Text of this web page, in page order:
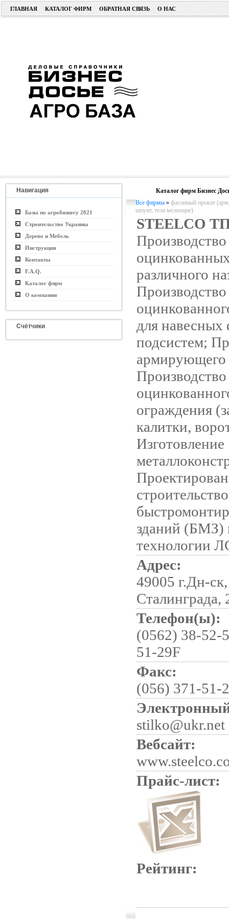
ГЛАВНАЯ КАТАЛОГ ФИРМ ОБРАТНАЯ СВЯЗЬ О НАС
Навигация
Базы по агробизнесу 2021
Строительство Украины
Дерево и Мебель
Инструкция
Контакты
F.A.Q.
Каталог фирм
О компании
Счётчики
Каталог фирм Бизнес
Все фирмы » фасонный прокат
шпунт, тела мелющие)
STEELCO
различного
Производство
для
подсистем;
Производство
ограждения
калитки,
Изготовление
строительство
зданий (БМЗ)
технологии
Адрес:
49005 г.Дн-
Сталинграда,
Телефон(ы):
(0562) 38-52-
51-29F
Факс:
(056) 371-51-
stilko@ukr.net
Вебсайт:
Прайс-лист:
Рейтинг: